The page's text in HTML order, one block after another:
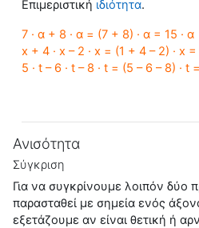
Eπιμεριστική ιδιότητα.
7 · α + 8 · α = (7 + 8) · α = 15 · α
x + 4 · x – 2 · x = (1 + 4 – 2) · x =
5 · t – 6 · t – 8 · t = (5 – 6 – 8) · t
Ανισότητα
Σύγκριση
Για να συγκρίνουμε λοιπόν δύο
παρασταθεί με σημεία ενός
εξετάζουμε αν είναι θετική ή